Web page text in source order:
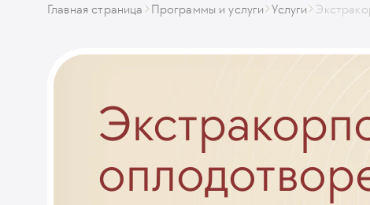
Главная страница Программы и услуги Услуги